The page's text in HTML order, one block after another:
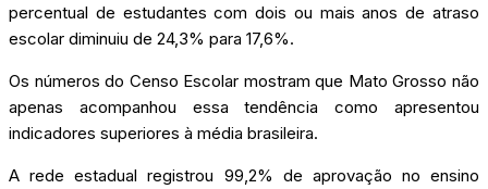
percentual de estudantes com dois ou mais anos de atraso
escolar diminuiu de 24,3% para 17,6%.
Os números do Censo Escolar mostram que Mato Grosso não
apenas acompanhou essa tendência como apresentou
indicadores superiores à média brasileira.
A rede estadual registrou 99,2% de aprovação no ensino